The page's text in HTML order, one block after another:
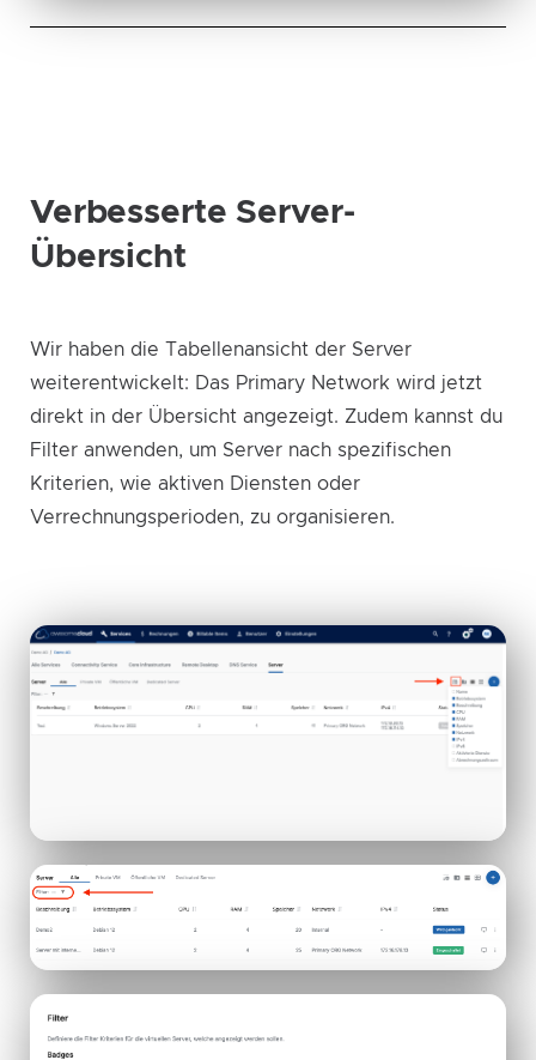
Verbesserte Server-
Übersicht
Wir haben die Tabellenansicht der Server
weiterentwickelt: Das Primary Network wird jetzt
direkt in der Übersicht angezeigt. Zudem kannst du
Filter anwenden, um Server nach spezifischen
Kriterien, wie aktiven Diensten oder
Verrechnungsperioden, zu organisieren.